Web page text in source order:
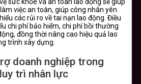
sức khỏe và an toàn lao động sẽ giúp
việc an toàn, giúp công nhân yên
các rủi ro về tai nạn lao động. Điều
chi phí bảo hiểm, chi phí bồi thường
đồng thời nâng cao hiệu quả lao
trình xây dựng.
doanh nghiệp trong
trì nhân lực